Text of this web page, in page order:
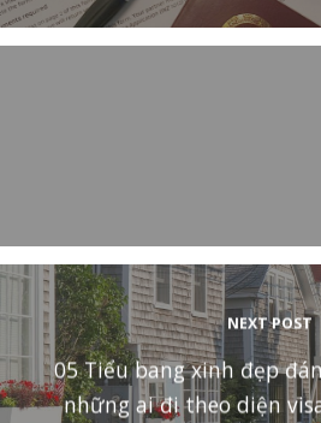
NEXT POST
05 Tiểu bang xinh đẹp
những ai đi theo diện